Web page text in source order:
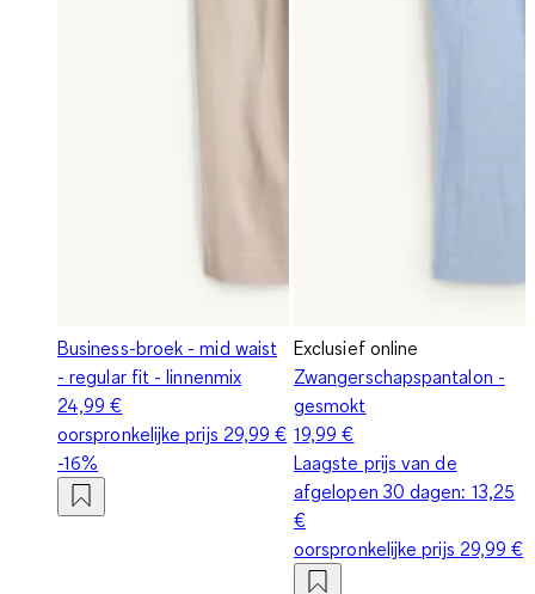
Business-broek - mid waist
- regular fit - linnenmix
24,99 €
oorspronkelijke prijs 29,99 €
-16%
Exclusief online
Zwangerschapspantalon -
gesmokt
19,99 €
Laagste prijs van de
afgelopen 30 dagen: 13,25
€
oorspronkelijke prijs 29,99 €